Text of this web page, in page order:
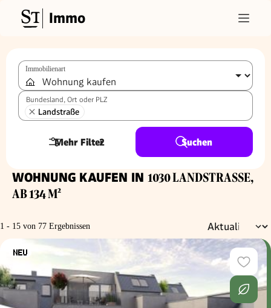
Immo
Immobilienart
Bundesland, Ort oder PLZ
Landstraße
Mehr Filter
2 Suchen
WOHNUNG KAUFEN IN 1030 LANDSTRASSE, A
B 134 M²
1 - 15 von 77 Ergebnissen